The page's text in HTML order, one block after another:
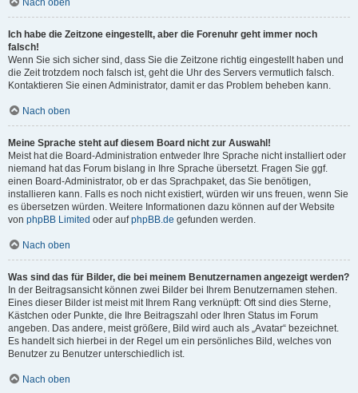
Nach oben
Ich habe die Zeitzone eingestellt, aber die Forenuhr geht immer noch
falsch!
Wenn Sie sich sicher sind, dass Sie die Zeitzone richtig eingestellt haben und
die Zeit trotzdem noch falsch ist, geht die Uhr des Servers vermutlich falsch.
Kontaktieren Sie einen Administrator, damit er das Problem beheben kann.
Nach oben
Meine Sprache steht auf diesem Board nicht zur Auswahl!
Meist hat die Board-Administration entweder Ihre Sprache nicht installiert oder
niemand hat das Forum bislang in Ihre Sprache übersetzt. Fragen Sie ggf.
einen Board-Administrator, ob er das Sprachpaket, das Sie benötigen,
installieren kann. Falls es noch nicht existiert, würden wir uns freuen, wenn Sie
es übersetzen würden. Weitere Informationen dazu können auf der Website
von phpBB Limited oder aufphpBB.de gefunden werden.
Nach oben
Was sind das für Bilder, die bei meinem Benutzernamen angezeigt werden?
In der Beitragsansicht können zwei Bilder bei Ihrem Benutzernamen stehen.
Eines dieser Bilder ist meist mit Ihrem Rang verknüpft: Oft sind dies Sterne,
Kästchen oder Punkte, die Ihre Beitragszahl oder Ihren Status im Forum
angeben. Das andere, meist größere, Bild wird auch als „Avatar“ bezeichnet.
Es handelt sich hierbei in der Regel um ein persönliches Bild, welches von
Benutzer zu Benutzer unterschiedlich ist.
Nach oben